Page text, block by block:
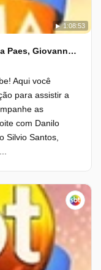
1:08:53
Entrevistas EXCLUSIVAS com Juliana Paes, Giovanna Lancellotti e Lore Improta
Aqui você
para assistir a
as
com Danilo
Silvio Santos,